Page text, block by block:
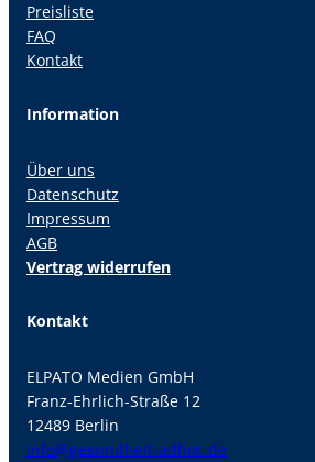
Preisliste
FAQ
Kontakt
Information
Über uns
Datenschutz
Impressum
AGB
Vertrag widerrufen
Kontakt
ELPATO Medien GmbH
Franz-Ehrlich-Straße 12
12489 Berlin
info@gesundheit-adhoc.de